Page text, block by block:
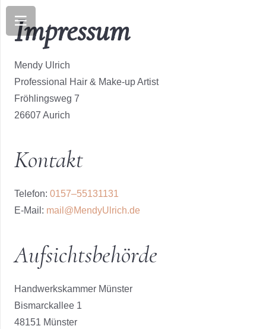
Impres­sum
Men­dy Ulrich
Pro­fes­sio­nal Hair & Make-up Artist
Fröh­lings­weg 7
26607 Aurich
Kon­takt
Tele­fon: 0157–55131131
E‑Mail: mail@MendyUlrich.de
Auf­sichts­be­hör­de
Hand­werks­kam­mer Müns­ter
Bis­marck­al­lee 1
48151 Müns­ter